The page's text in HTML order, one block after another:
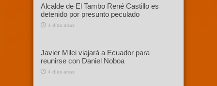
Alcalde de El Tambo René Castillo es
detenido por presunto peculado
4 días atras
Javier Milei viajará a Ecuador para
reunirse con Daniel Noboa
4 días atras